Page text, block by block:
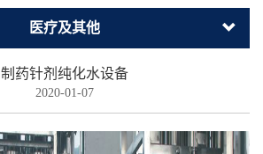
医疗及其他
制药针剂纯化水设备
2020-01-07